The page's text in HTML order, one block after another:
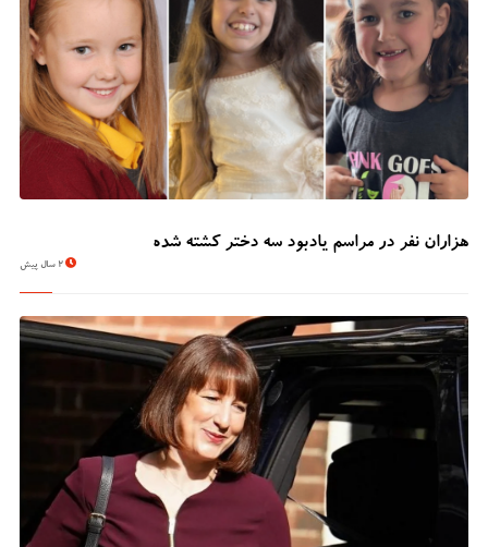
هزاران نفر در مراسم یادبود سه دختر کشته شده
2 سال پیش